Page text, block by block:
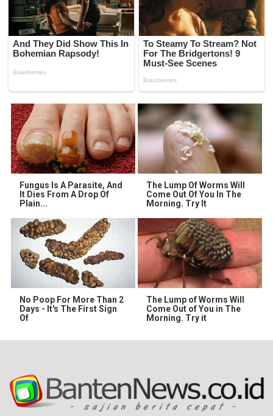
Fungus Is A Parasite, And
It Dies From A Drop Of
Plain...
The Lump Of Worms Will
Come Out Of You In The
Morning. Try It
No Poop For More Than 2
Days - It's The First Sign
Of
The Lump of Worms Will
Come Out of You in The
Morning. Try it